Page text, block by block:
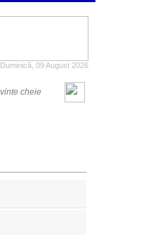
Duminică, 09 August 2026